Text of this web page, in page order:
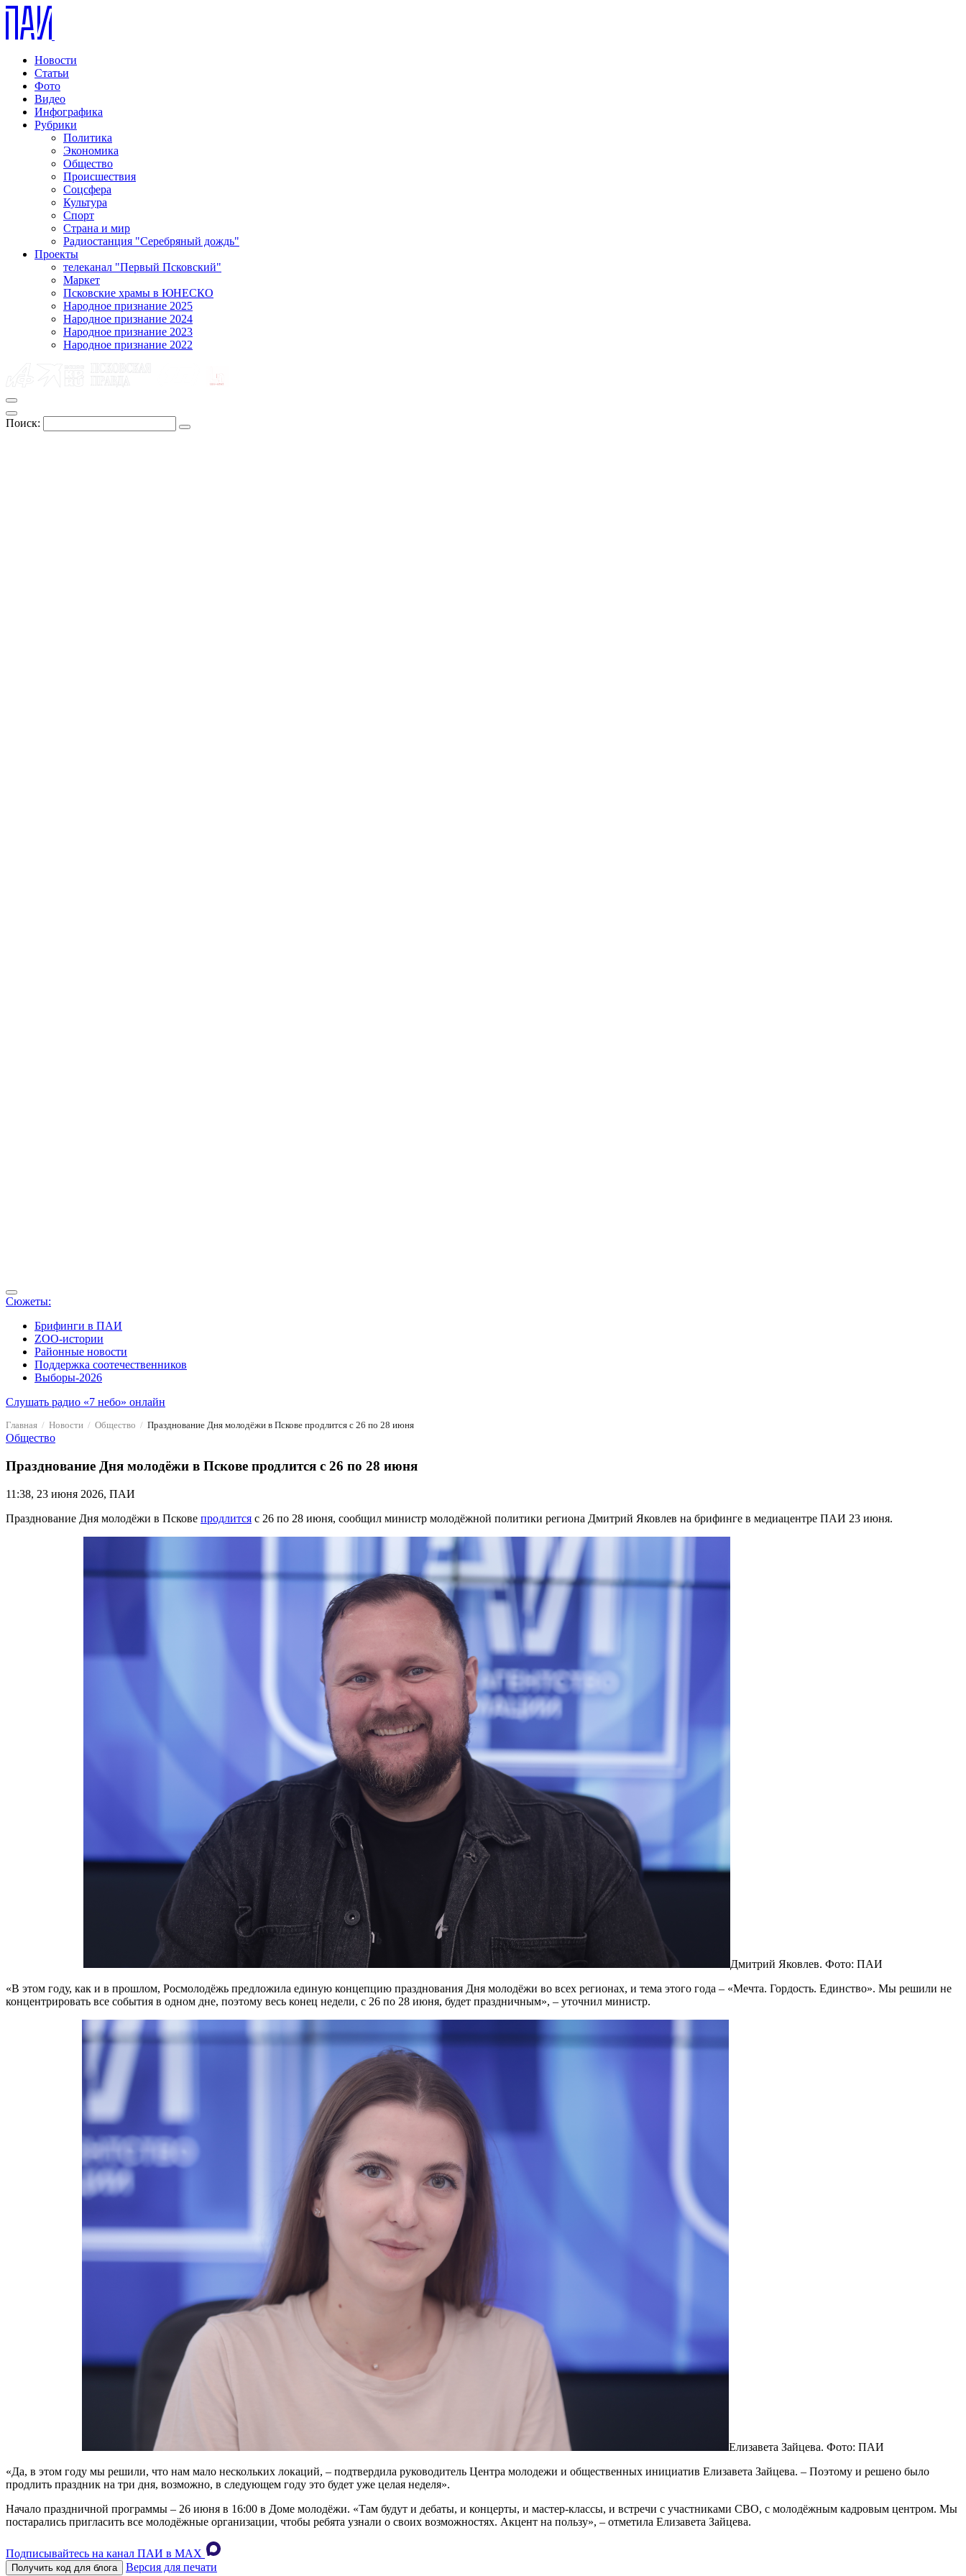
Новости
Статьи
Фото
Видео
Инфографика
Рубрики
Политика
Экономика
Общество
Происшествия
Соцсфера
Культура
Спорт
Страна и мир
Радиостанция "Серебряный дождь"
Проекты
телеканал "Первый Псковский"
Маркет
Псковские храмы в ЮНЕСКО
Народное признание 2025
Народное признание 2024
Народное признание 2023
Народное признание 2022
Поиск:
Сюжеты:
Брифинги в ПАИ
ZOO-истории
Районные новости
Поддержка соотечественников
Выборы-2026
Слушать радио «7 небо» онлайн
Главная Новости Общество Празднование Дня молодёжи в Пскове продлится с 26 по 28 июня
Общество
Празднование Дня молодёжи в Пскове продлится с 26 по 28 июня
11:38, 23 июня 2026, ПАИ
Празднование Дня молодёжи в Пскове продлится с 26 по 28 июня, сообщил министр молодёжной политики региона Дмитрий Яковлев на брифинге в медиацентре ПАИ 23 июня.
Дмитрий Яковлев. Фото: ПАИ
«В этом году, как и в прошлом, Росмолодёжь предложила единую концепцию празднования Дня молодёжи во всех регионах, и тема этого года – «Мечта. Гордость. Единство». Мы решили не
концентрировать все события в одном дне, поэтому весь конец недели, с 26 по 28 июня, будет праздничным», – уточнил министр.
Елизавета Зайцева. Фото: ПАИ
«Да, в этом году мы решили, что нам мало нескольких локаций, – подтвердила руководитель Центра молодежи и общественных инициатив Елизавета Зайцева. – Поэтому и решено было
продлить праздник на три дня, возможно, в следующем году это будет уже целая неделя».
Начало праздничной программы – 26 июня в 16:00 в Доме молодёжи. «Там будут и дебаты, и концерты, и мастер-классы, и встречи с участниками СВО, с молодёжным кадровым центром. Мы
постарались пригласить все молодёжные организации, чтобы ребята узнали о своих возможностях. Акцент на пользу», – отметила Елизавета Зайцева.
Подписывайтесь на канал ПАИ в MAХ
Получить код для блога
Версия для печати